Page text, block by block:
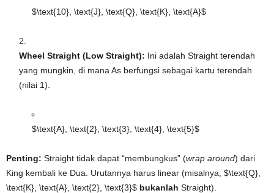
$\text{10}, \text{J}, \text{Q}, \text{K}, \text{A}$
Wheel Straight (Low Straight): Ini adalah Straight terendah
yang mungkin, di mana As berfungsi sebagai kartu terendah
(nilai 1).
$\text{A}, \text{2}, \text{3}, \text{4}, \text{5}$
Penting: Straight tidak dapat “membungkus” (wrap around) dari
King kembali ke Dua. Urutannya harus linear (misalnya, $\text{Q},
\text{K}, \text{A}, \text{2}, \text{3}$ bukanlah Straight).